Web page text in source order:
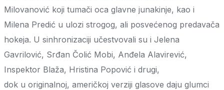
Milovanović koji tumači oca glavne junakinje, kao i
Milena Predić u ulozi strogog, ali posvećenog predavača
hokeja. U sinhronizaciji učestvovali su i Jelena
Gavrilović, Srđan Čolić Mobi, Anđela Alavirević,
Inspektor Blaža, Hristina Popović i drugi,
dok u originalnoj, američkoj verziji glasove daju glumci